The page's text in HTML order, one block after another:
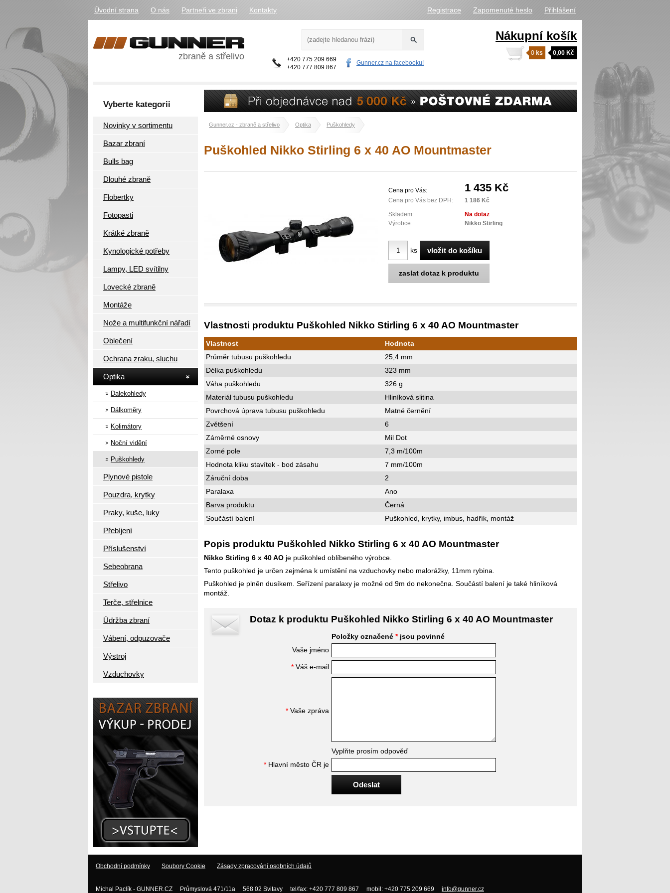
Úvodní strana O nás Partneři ve zbrani Kontakty Registrace Zapomenuté heslo Přihlášení
zbraně a střelivo
Nákupní košík
0,00 Kč
0 ks
+420 775 209 669
+420 777 809 867
Gunner.cz na facebooku!
Vyberte kategorii
Novinky v sortimentu
Bazar zbraní
Bulls bag
Dlouhé zbraně
Flobertky
Fotopasti
Krátké zbraně
Kynologické potřeby
Lampy, LED svítilny
Lovecké zbraně
Montáže
Nože a multifunkční nářadí
Oblečení
Ochrana zraku, sluchu
Optika
Dalekohledy
Dálkoměry
Kolimátory
Noční vidění
Puškohledy
Plynové pistole
Pouzdra, krytky
Praky, kuše, luky
Přebíjení
Příslušenství
Sebeobrana
Střelivo
Terče, střelnice
Údržba zbraní
Vábení, odpuzovače
Výstroj
Vzduchovky
Gunner.cz - zbraně a střelivo Optika Puškohledy
Puškohled Nikko Stirling 6 x 40 AO Mountmaster
Cena pro Vás: 1 435 Kč
Cena pro Vás bez DPH:
1 186 Kč
Skladem:
Na dotaz
Výrobce:
Nikko Stirling
ks
zaslat dotaz k produktu
Vlastnosti produktu Puškohled Nikko Stirling 6 x 40 AO Mountmaster
Vlastnost
Hodnota
Průměr tubusu puškohledu
25,4 mm
Délka puškohledu
323 mm
Váha puškohledu
326 g
Materiál tubusu puškohledu
Hliníková slitina
Povrchová úprava tubusu puškohledu
Matné černění
Zvětšení
6
Záměrné osnovy
Mil Dot
Zorné pole
7,3 m/100m
Hodnota kliku stavítek - bod zásahu
7 mm/100m
Záruční doba
2
Paralaxa
Ano
Barva produktu
Černá
Součástí balení
Puškohled, krytky, imbus, hadřík, montáž
Popis produktu Puškohled Nikko Stirling 6 x 40 AO Mountmaster
Nikko Stirling 6 x 40 AO je puškohled oblíbeného výrobce.
Tento puškohled je určen zejména k umístění na vzduchovky nebo malorážky, 11mm rybina.
Puškohled je plněn dusíkem. Seřízení paralaxy je možné od 9m do nekonečna. Součástí balení je také hliníková
montáž.
Dotaz k produktu Puškohled Nikko Stirling 6 x 40 AO Mountmaster
Položky označené *jsou povinné
Vaše jméno
* Váš e-mail
* Vaše zpráva
Vyplňte prosím odpověď
* Hlavní město ČR je
Obchodní podmínky Soubory Cookie Zásady zpracování osobních údajů
Michal Paclík - GUNNER.CZ Průmyslová 471/11a 568 02 Svitavy tel/fax: +420 777 809 867 mobil: +420 775 209 669 info@gunner.cz